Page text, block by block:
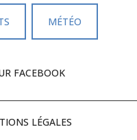
MÉTÉO
FACEBOOK
LÉGALES